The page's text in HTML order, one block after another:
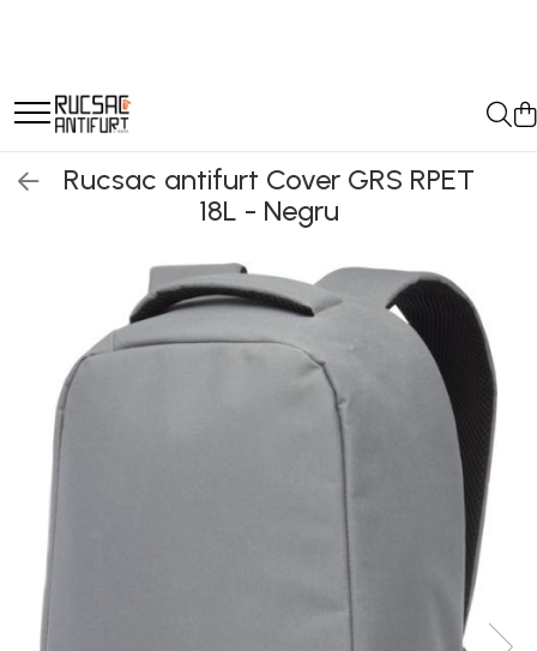
Rucsac antifurt Cover GRS RPET
18L - Negru